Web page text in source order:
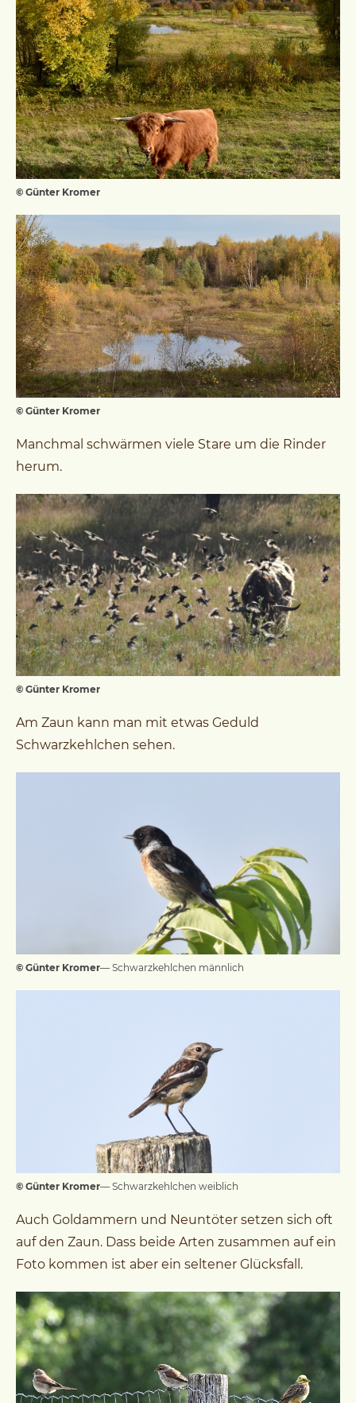
© Günter Kromer
© Günter Kromer
Manchmal schwärmen viele Stare um die Rinder
herum.
© Günter Kromer
Am Zaun kann man mit etwas Geduld
Schwarzkehlchen sehen.
© Günter Kromer— Schwarzkehlchen männlich
© Günter Kromer— Schwarzkehlchen weiblich
Auch Goldammern und Neuntöter setzen sich oft
auf den Zaun. Dass beide Arten zusammen auf ein
Foto kommen ist aber ein seltener Glücksfall.